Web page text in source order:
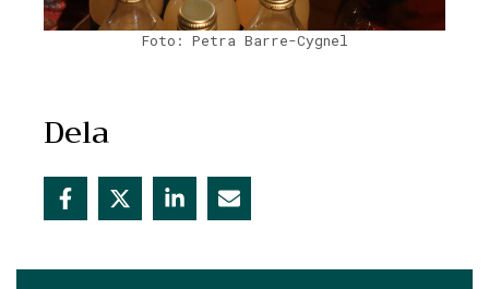
Dela
Foto: Petra Barre-Cygnel